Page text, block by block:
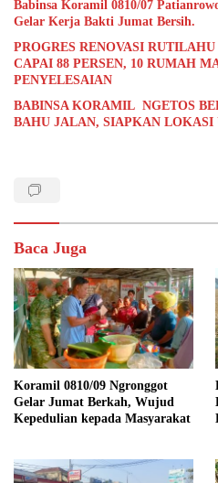
Babinsa Koramil 0810/07
Gelar Kerja Bakti Jumat Bersih.
PROGRES RENOVASI
CAPAI 88 PERSEN, 10 RUMAH
PENYELESAIAN
BABINSA KORAMIL NGETOS
BAHU JALAN, SIAPKAN LOKASI
Baca Juga
Koramil 0810/09 Ngronggot
Gelar Jumat Berkah, Wujud
Kepedulian kepada Masyarakat